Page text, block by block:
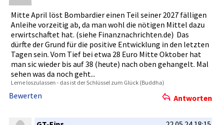
Mitte April löst Bombardier­ einen Teil seiner 2027 fälligen
Anleihe vorzeitig ab, da man wohl die nötigen Mittel dazu
erwirtscha­ftet hat. (siehe Finanznach­richten.de­) Das
dürfte der Grund für die positive Entwicklun­g in den letzten
Tagen sein. Vom Tief bei etwa 28 Euro Mitte Oktober hat
man sic wieder bis auf 38 (heute) nach oben gehangelt.­ Mal
sehen was da noch geht...
Lerne loszulasse­n - das ist der Schlüssel zum Glück (Buddha)
Bewerten Antworten